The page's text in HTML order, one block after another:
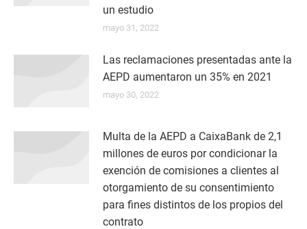
un estudio
mayo 31, 2022
Las reclamaciones presentadas ante la
AEPD aumentaron un 35% en 2021
mayo 30, 2022
Multa de la AEPD a CaixaBank de 2,1
millones de euros por condicionar la
exención de comisiones a clientes al
otorgamiento de su consentimiento
para fines distintos de los propios del
contrato